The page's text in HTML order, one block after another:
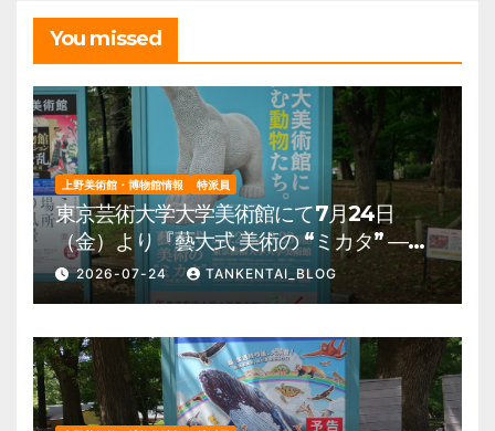
You missed
上野美術館・博物館情報 特派員
東京芸術大学大学美術館にて7月24日
（金）より『藝大式 美術の “ミカタ” ―こ
の夏、藝大生になる―』を開催。 上野公
園 美術館・博物館 混雑情報他
2026-07-24 TANKENTAI_BLOG